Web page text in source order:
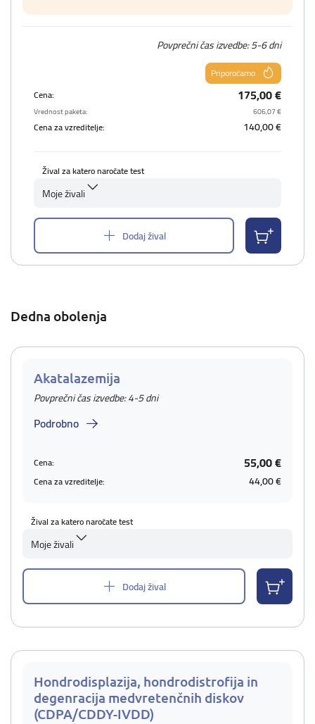
Povprečni čas izvedbe: 5-6 dni
Priporočamo
Cena:
175,00 €
Vrednost paketa: 606,07 €
Cena za vzreditelje: 140,00 €
Žival za katero naročate test
Moje živali
Dodaj žival
Dedna obolenja
Akatalazemija
Povprečni čas izvedbe: 4-5 dni
Podrobno
Cena: 55,00 €
Cena za vzreditelje: 44,00 €
Žival za katero naročate test
Moje živali
Dodaj žival
Hondrodisplazija, hondrodistrofija in
degenracija medvretenčnih diskov
(CDPA/CDDY-IVDD)